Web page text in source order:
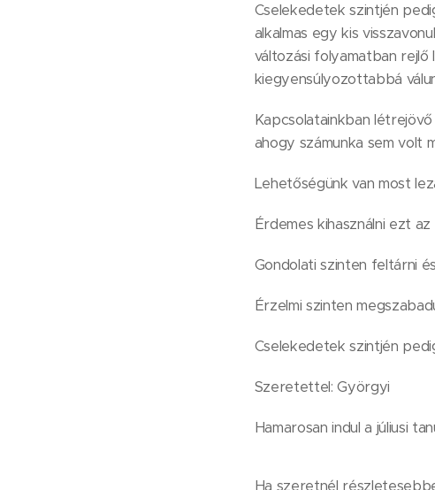
Cselekedetek szintjén
alkalmas egy kis
változási folyamatban
kiegyensúlyozottabbá
Kapcsolatainkban
ahogy számunka sem volt
Lehetőségünk van most
Érdemes kihasználni ezt
Gondolati szinten feltárni
Érzelmi szinten
Cselekedetek szintjén
Szeretettel: Györgyi
Hamarosan indul a júliusi
Ha szeretnél